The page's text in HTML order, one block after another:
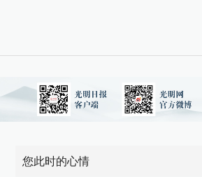
您此时的心情